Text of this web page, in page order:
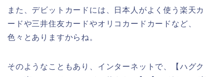
また、デビットカードには、日本人がよく使う楽天カ
ードや三井住友カードやオリコカードカードなど、
色々とありますからね。
そのようなこともあり、インターネットで、【ハグク